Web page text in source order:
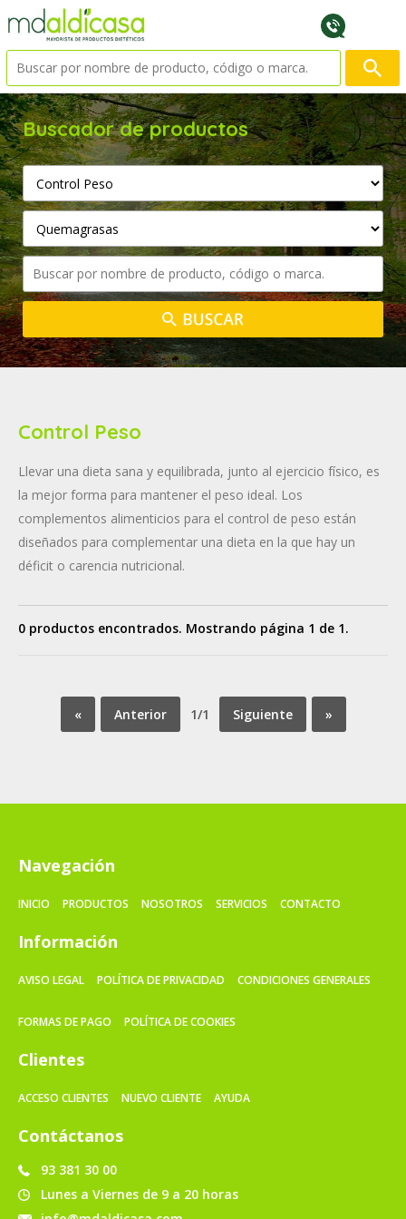
Buscador de productos
Control Peso
Llevar una dieta sana y equilibrada, junto al ejercicio físico, es
la mejor forma para mantener el peso ideal. Los
complementos alimenticios para el control de peso están
diseñados para complementar una dieta en la que hay un
déficit o carencia nutricional.
0 productos encontrados. Mostrando página 1 de 1.
« Anterior 1/1 Siguiente »
Navegación
INICIO PRODUCTOS NOSOTROS SERVICIOS CONTACTO
Información
AVISO LEGAL POLÍTICA DE PRIVACIDAD CONDICIONES GENERALES
FORMAS DE PAGO POLÍTICA DE COOKIES
Clientes
ACCESO CLIENTES NUEVO CLIENTE AYUDA
Contáctanos
93 381 30 00
Lunes a Viernes de 9 a 20 horas